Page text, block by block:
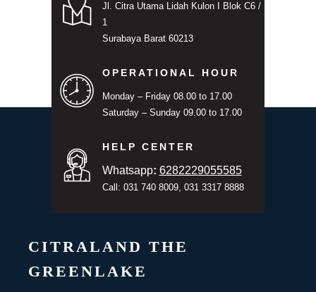
Jl. Citra Utama Lidah Kulon I Blok C6 /
1
Surabaya Barat 60213
OPERATIONAL HOUR
Monday – Friday 08.00 to 17.00
Saturday – Sunday 09.00 to 17.00
HELP CENTER
Whatsapp: 6282229055585
Call: 031 740 8009, 031 3317 8888
CITRALAND THE
GREENLAKE